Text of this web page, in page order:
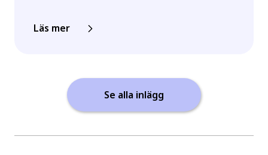
Läs mer
Se alla inlägg